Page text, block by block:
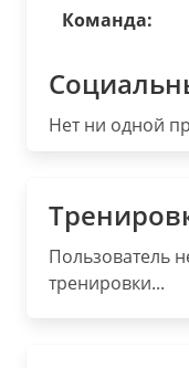
Команда:
Нет ни одной
Пользователь
тренировки...